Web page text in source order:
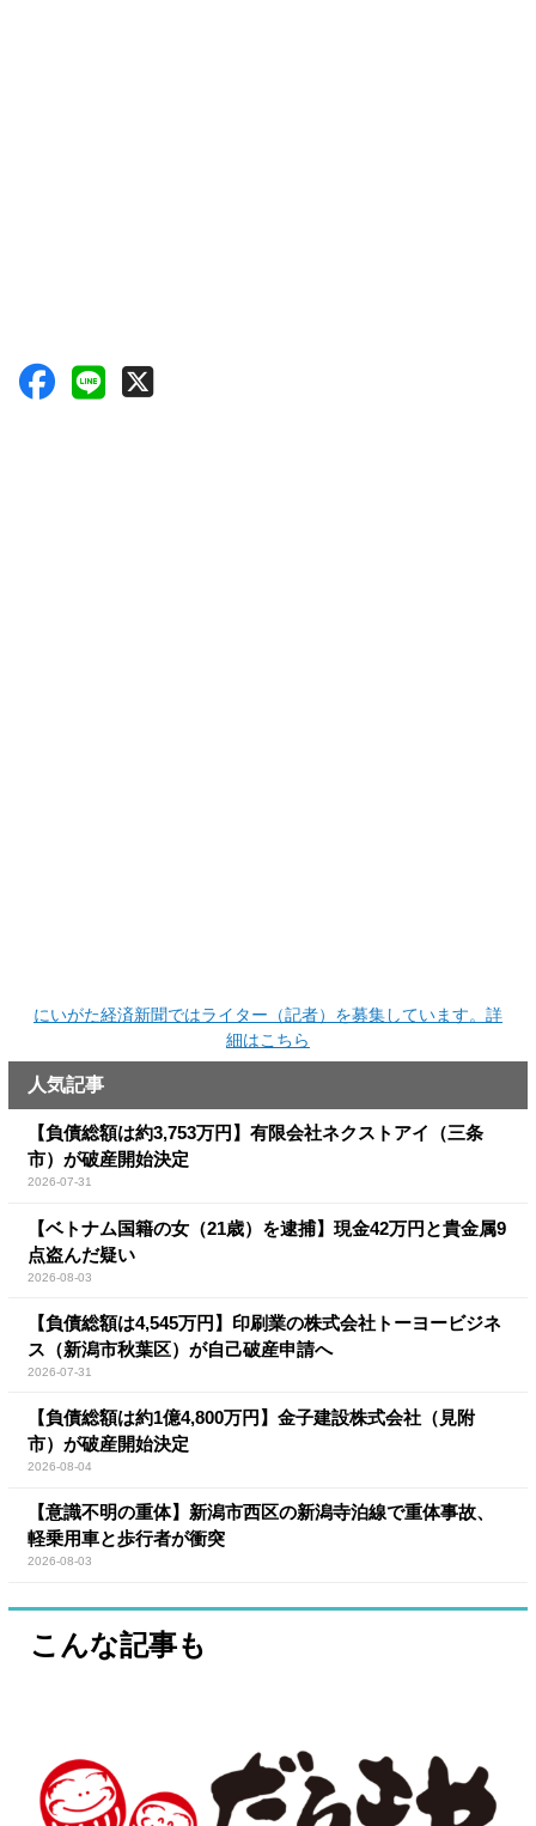
にいがた経済新聞ではライター（記者）を募集しています。詳
細はこちら
人気記事
【負債総額は約3,753万円】有限会社ネクストアイ（三条
市）が破産開始決定
2026-07-31
【ベトナム国籍の女（21歳）を逮捕】現金42万円と貴金属9
点盗んだ疑い
2026-08-03
【負債総額は4,545万円】印刷業の株式会社トーヨービジネ
ス（新潟市秋葉区）が自己破産申請へ
2026-07-31
【負債総額は約1億4,800万円】金子建設株式会社（見附
市）が破産開始決定
2026-08-04
【意識不明の重体】新潟市西区の新潟寺泊線で重体事故、
軽乗用車と歩行者が衝突
2026-08-03
こんな記事も